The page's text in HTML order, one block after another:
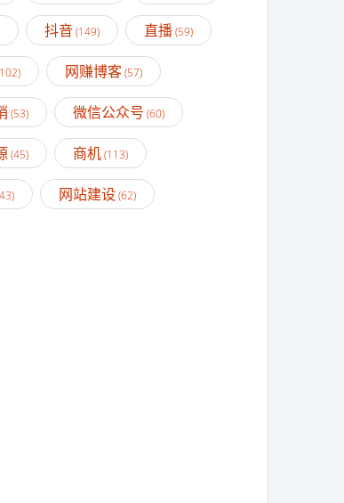
抖音(149) 直播(59)
网赚博客(57)
(53) 微信公众号 (60)
(45) 商机(113)
网站建设(62)